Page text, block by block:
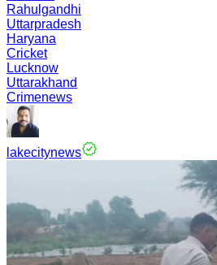
Rahulgandhi
Uttarpradesh
Haryana
Cricket
Lucknow
Uttarakhand
Crimenews
lakecitynews